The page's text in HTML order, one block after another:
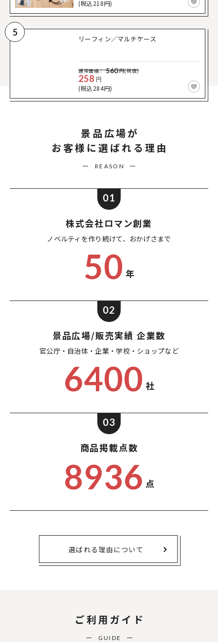
(税込218円)
5
リーフィン／マルチケース
通常価格： 560円(税抜)
258 円
(税込284円)
景品広場が
お客様に選ばれる理由
REASON
01
株式会社ロマン創業
ノベルティを作り続けて、 おかげさまで
50 年
02
景品広場/販売実績 企業数
官公庁・自治体・企業・学校・ショップなど
6400 社
03
商品掲載点数
8936 点
選ばれる理由について
ご利用ガイド
GUIDE